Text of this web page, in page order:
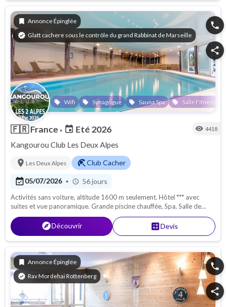
bookmark Annonce Épinglée
verified Glatt cachere sous le contrôle du grand Rabbinat de Marseille
local_offer Wifi local_offer Synagogue local_offer Sauna Spa local_offer Salle Fitness
phone
share
🇫🇷France • event Eté 2026 visibility 4418
Kangourou Club Les Deux Alpes
location_on Les Deux Alpes beach_accessClub Cacher
event_available05/07/2026 • schedule 56 jours
Activités sans voiture, altitude 1600 m seulement. Hôtel *** avec
suites et vue panoramique. Grande piscine chauffée, Spa, Salle de
fitness. Ski d'été. Du 05/07 au 30/08 !
exploreDécouvrir calculateDevis
bookmark Annonce Épinglée
verified Rav Mordehai Rottenberg
phone
share